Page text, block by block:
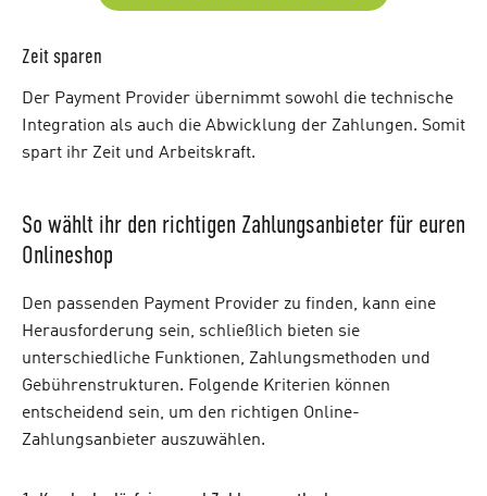
Zeit sparen
Der Payment Provider übernimmt sowohl die technische
Integration als auch die Abwicklung der Zahlungen. Somit
spart ihr Zeit und Arbeitskraft.
So wählt ihr den richtigen Zahlungsanbieter für euren
Onlineshop
Den passenden Payment Provider zu finden, kann eine
Herausforderung sein, schließlich bieten sie
unterschiedliche Funktionen, Zahlungsmethoden und
Gebührenstrukturen. Folgende Kriterien können
entscheidend sein, um den richtigen Online-
Zahlungsanbieter auszuwählen.